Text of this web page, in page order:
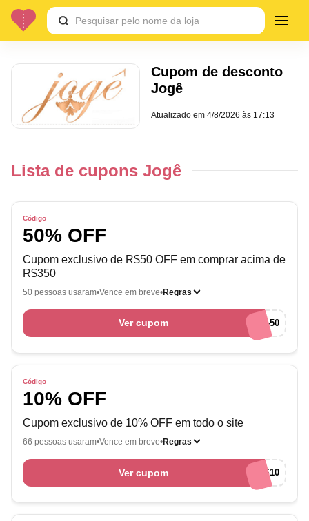
Cupom de desconto
Jogê
Atualizado em4/8/2026 às 17:13
Lista de cupons Jogê
Código
50% OFF
Cupom exclusivo de R$50 OFF em comprar acima de
R$350
50 pessoas usaram Vence em breve Regras
Ver cupom EUAMOCUPONS-50
Código
10% OFF
Cupom exclusivo de 10% OFF em todo o site
66 pessoas usaram Vence em breve Regras
Ver cupom EUAMOCUPONS10